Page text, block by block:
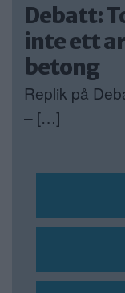
Debatt:
inte ett
betong
Replik på
– […]